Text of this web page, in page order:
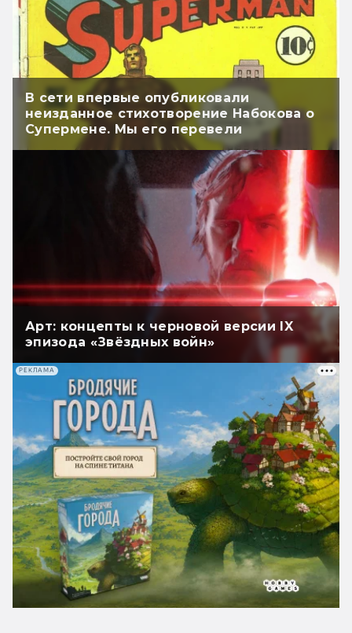
В сети впервые опубликовали
неизданное стихотворение Набокова о
Супермене. Мы его перевели
Арт: концепты к черновой версии IX
эпизода «Звёздных войн»
РЕКЛАМА